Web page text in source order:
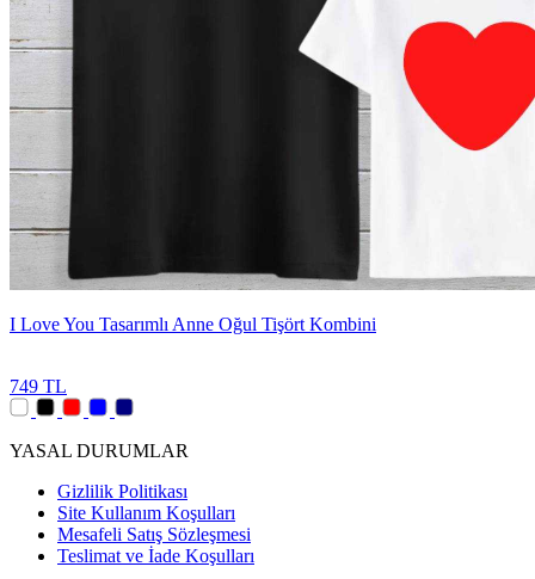
I Love You Tasarımlı Anne Oğul Tişört Kombini
749 TL
YASAL DURUMLAR
Gizlilik Politikası
Site Kullanım Koşulları
Mesafeli Satış Sözleşmesi
Teslimat ve İade Koşulları